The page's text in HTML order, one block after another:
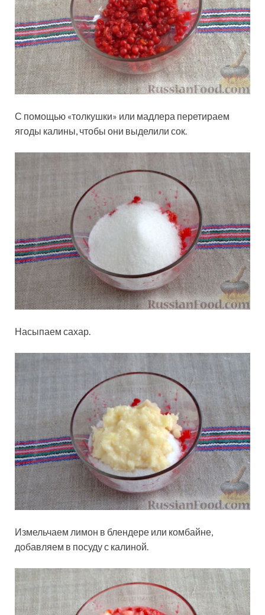
С помощью «толкушки» или мадлера перетираем
ягоды калины, чтобы они выделили сок.
Насыпаем сахар.
Измельчаем лимон в блендере или комбайне,
добавляем в посуду с калиной.